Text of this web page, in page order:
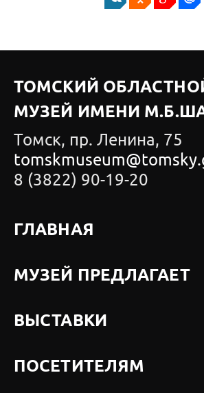
ТОМСКИЙ
МУЗЕЙ ИМЕНИ
Томск, пр. Ленина, 75
8 (3822) 90-19-20
ГЛАВНАЯ
МУЗЕЙ ПРЕДЛАГАЕТ
ВЫСТАВКИ
ПОСЕТИТЕЛЯМ